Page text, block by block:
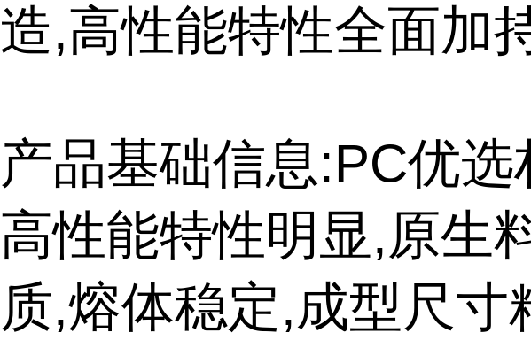
造,高性能特性全面加
产品基础信息:PC优选
高性能特性明显,原生
质,熔体稳定,成型尺寸